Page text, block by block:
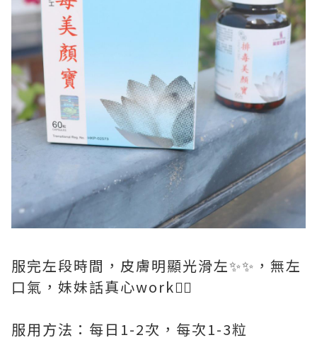
服完左段時間，皮膚明顯光滑左✨✨，無左
口氣，妹妹話真心work👍🏻
服用方法：每日1-2次，每次1-3粒